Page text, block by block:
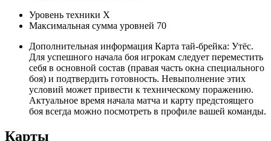
Уровень техники X
Максимальная сумма уровней 70
Дополнительная информация Карта тай-брейка: Утёс.
Для успешного начала боя игрокам следует переместить
себя в основной состав (правая часть окна специального
боя) и подтвердить готовность. Невыполнение этих
условий может привести к техническому поражению.
Актуальное время начала матча и карту предстоящего
боя всегда можно посмотреть в профиле вашей команды.
Карты